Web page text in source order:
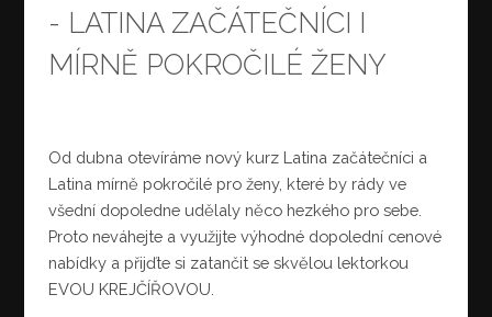
- LATINA ZAČÁTEČNÍCI I
MÍRNĚ POKROČILÉ ŽENY
Od dubna otevíráme nový kurz Latina začátečníci a
Latina mírně pokročilé pro ženy, které by rády ve
všední dopoledne udělaly něco hezkého pro sebe.
Proto neváhejte a využijte výhodné dopolední cenové
nabídky a přijďte si zatančit se skvělou lektorkou
EVOU KREJČÍŘOVOU.